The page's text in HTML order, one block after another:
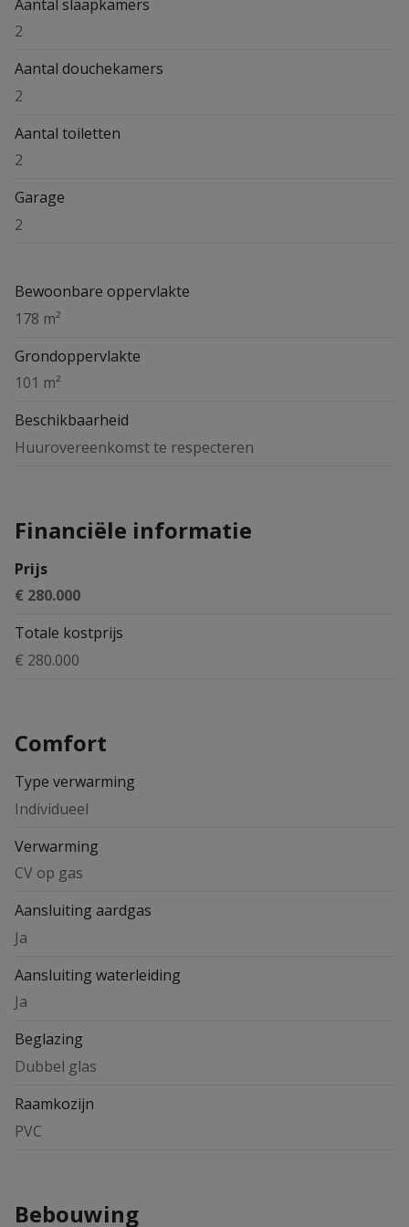
Aantal slaapkamers
2
Aantal douchekamers
2
Aantal toiletten
2
Garage
2
Bewoonbare oppervlakte
178 m²
Grondoppervlakte
101 m²
Beschikbaarheid
Huurovereenkomst te respecteren
Financiële informatie
Prijs
€ 280.000
Totale kostprijs
€ 280.000
Comfort
Type verwarming
Individueel
Verwarming
CV op gas
Aansluiting aardgas
Ja
Aansluiting waterleiding
Ja
Beglazing
Dubbel glas
Raamkozijn
PVC
Bebouwing